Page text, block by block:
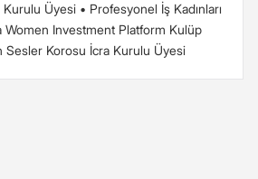
Kurulu Üyesi • Profesyonel İş Kadınları
Women Investment Platform Kulüp
Sesler Korosu İcra Kurulu Üyesi